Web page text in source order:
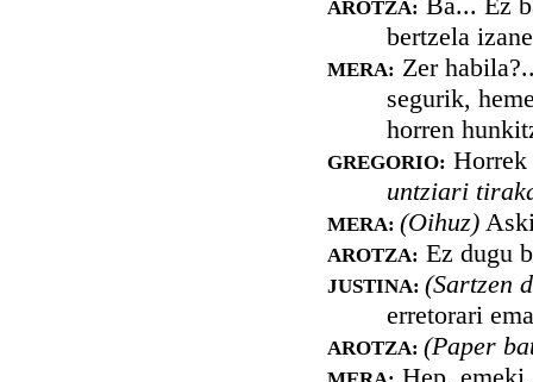
AROTZA:
bertzela
MERA: Zer
segurik,
horren
GREGORIO:
untziari
MERA: (Oihuz)
AROTZA: Ez dugu
JUSTINA: (Sartzen
erretorari
AROTZA: (Paper